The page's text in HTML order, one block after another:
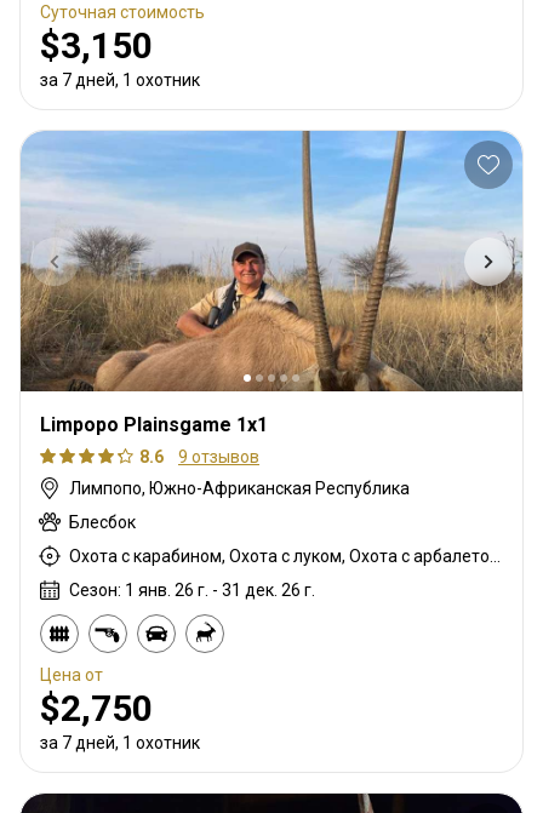
Суточная стоимость
$3,150
за 7 дней, 1 охотник
Limpopo Plainsgame 1x1
8.6
9 отзывов
Лимпопо, Южно-Африканская Республика
Блесбок
Охота с карабином, Охота с луком, Охота с арбалетом, Охота с вышки, Охота из укрытия, Горная охота, Охота с дульнозарядным ружьём, Охота с подхода
Сезон: 1 янв. 26 г. - 31 дек. 26 г.
Цена от
$2,750
за 7 дней, 1 охотник